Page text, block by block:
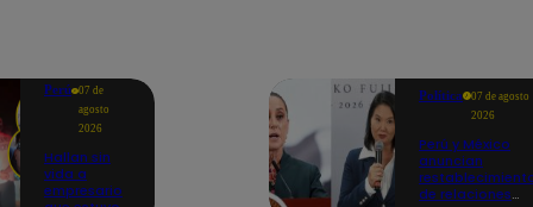
Perú 07 de
agosto
2026
Hallan sin
vida a
empresario
Política
07 de agosto
2026
Perú y México
anuncian
de relaciones